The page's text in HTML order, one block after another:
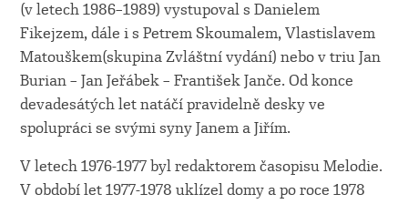
(v letech 1986–1989) vystupoval s Danielem
Fikejzem, dále i s Petrem Skoumalem, Vlastislavem
Matouškem(skupina Zvláštní vydání) nebo v triu Jan
Burian – Jan Jeřábek – František Janče. Od konce
devadesátých let natáčí pravidelně desky ve
spolupráci se svými syny Janem a Jiřím.
V letech 1976-1977 byl redaktorem časopisu Melodie.
V období let 1977-1978 uklízel domy a po roce 1978